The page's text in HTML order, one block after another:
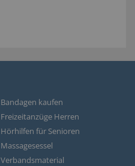
Bandagen kaufen
Freizeitanzüge Herren
Hörhilfen für Senioren
Massagesessel
Verbandsmaterial